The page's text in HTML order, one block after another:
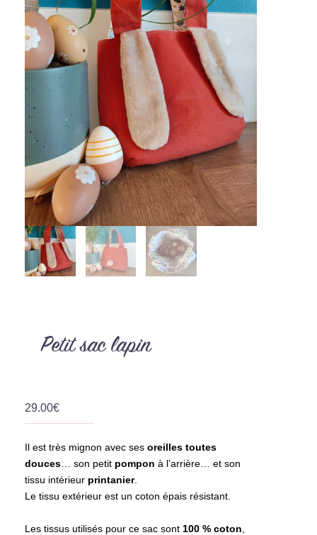
Petit sac lapin
29.00€
Il est très mignon avec ses oreilles toutes
douces … son petit pompon à l’arrière… et son
tissu intérieur printanier.
Le tissu extérieur est un coton épais résistant.
Les tissus utilisés pour ce sac sont 100 % coton